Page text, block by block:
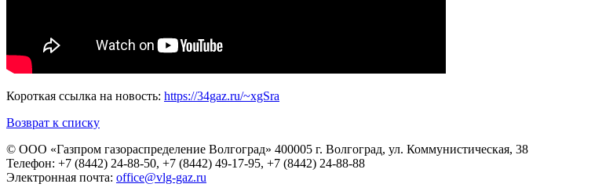
Короткая ссылка на новость: https://34gaz.ru/~xgSra
Возврат к списку
© ООО «Газпром газораспределение Волгоград» 400005 г. Волгоград, ул. Коммунистическая, 38
Телефон: +7 (8442) 24-88-50, +7 (8442) 49-17-95, +7 (8442) 24-88-88
Электронная почта: office@vlg-gaz.ru